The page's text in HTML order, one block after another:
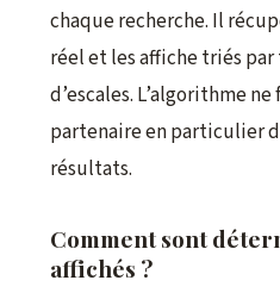
chaque recherche. Il
réel et les affiche triés
d’escales. L’algorithme
partenaire en particulier
résultats.
Comment sont
affichés ?